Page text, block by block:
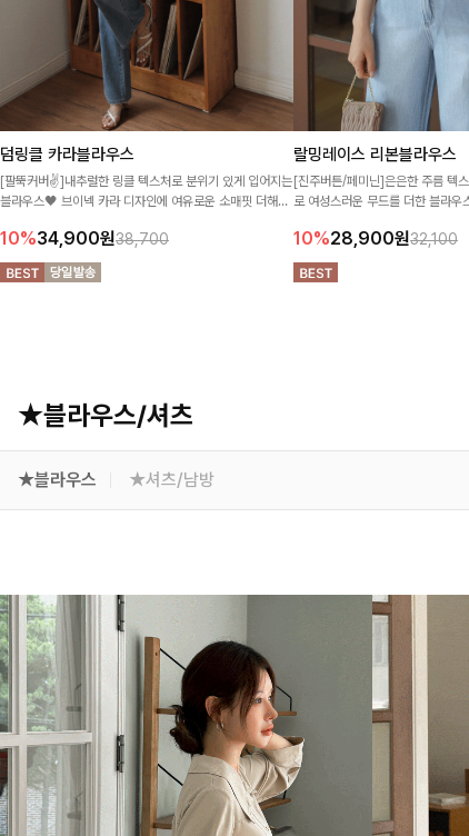
덤링클 카라블라우스
[팔뚝커버✌]내추럴한 링클 텍스처로 분위기 있게 입어지는
블라우스🖤 브이넥 카라 디자인에 여유로운 소매핏 더해져
10%34,900원38,700
랄밍레이스 리본블라우스
[진주버튼/페미닌]은은한 주름 텍
로 여성스러운 무드를 더한 블라우
10%28,900원32,100
★블라우스/셔츠
★블라우스 ★셔츠/남방